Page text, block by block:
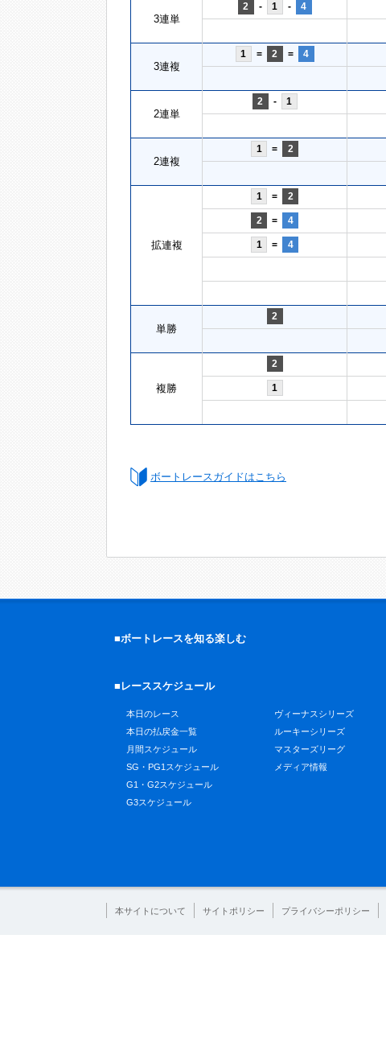
3連単
2 - 1 - 4
3連複
1 = 2 = 4
2連単
2 - 1
2連複
1 = 2
拡連複
1 = 2
2 = 4
1 = 4
単勝
2
複勝
2
1
ボートレースガイドはこちら
■ボートレースを知る楽しむ
■レーススケジュール
本日のレース
本日の払戻金一覧
月間スケジュール
SG・PG1スケジュール
G1・G2スケジュール
G3スケジュール
ヴィーナスシリーズ
ルーキーシリーズ
マスターズリーグ
メディア情報
本サイトについて サイトポリシー プライバシーポリシー